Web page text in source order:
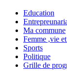
Education
Ma commune
Femme ,vie
Sports
Politique
Grille de